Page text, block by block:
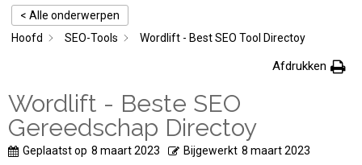
< Alle onderwerpen
Hoofd
SEO-Tools Wordlift - Best SEO Tool Directoy
Afdrukken
Wordlift - Beste SEO
Gereedschap Directoy
Geplaatst op 8 maart 2023 Bijgewerkt 8 maart 2023